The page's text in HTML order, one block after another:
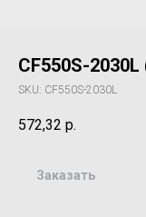
CF550S-
SKU: CF550S-2030L
572,32 р.
Заказать